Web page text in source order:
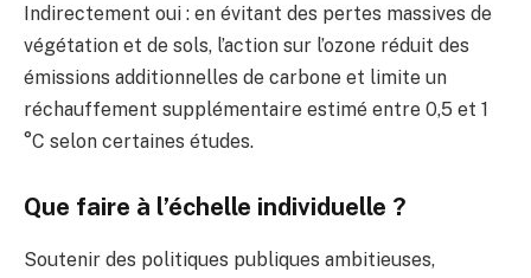
Indirectement oui : en évitant des pertes massives de
végétation et de sols, l’action sur l’ozone réduit des
émissions additionnelles de carbone et limite un
réchauffement supplémentaire estimé entre 0,5 et 1
°C selon certaines études.
Que faire à l’échelle individuelle ?
Soutenir des politiques publiques ambitieuses,